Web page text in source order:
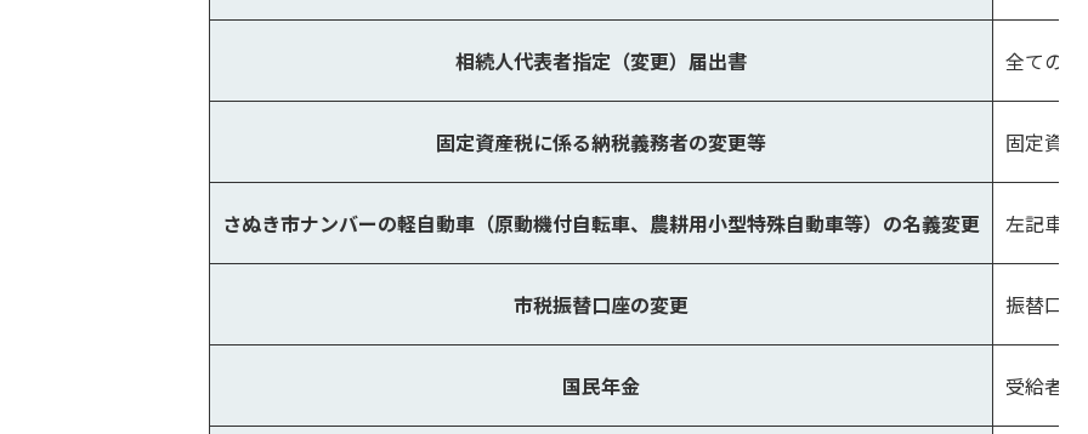
相続人代表者指定（変更）届出書 全ての方
固定資産税に係る納税義務者の変更等 固定資産
さぬき市ナンバーの軽自動車（原動機付自転車、農耕用小型特殊自動車等）の名義変更 左記車両
市税振替口座の変更 振替口座
国民年金 受給者ま